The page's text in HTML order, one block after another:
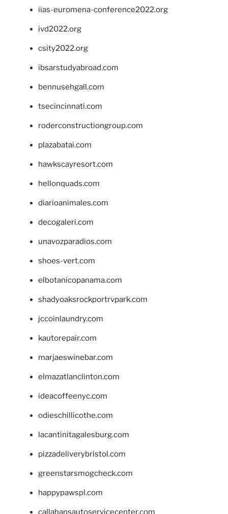
iias-euromena-conference2022.org
ivd2022.org
csity2022.org
ibsarstudyabroad.com
bennusehgall.com
tsecincinnati.com
roderconstructiongroup.com
plazabatai.com
hawkscayresort.com
hellonquads.com
diarioanimales.com
decogaleri.com
unavozparadios.com
shoes-vert.com
elbotanicopanama.com
shadyoaksrockportrvpark.com
jccoinlaundry.com
kautorepair.com
marjaeswinebar.com
elmazatlanclinton.com
ideacoffeenyc.com
odieschillicothe.com
lacantinitagalesburg.com
pizzadeliverybristol.com
greenstarsmogcheck.com
happypawspl.com
callahansautoservicecenter.com